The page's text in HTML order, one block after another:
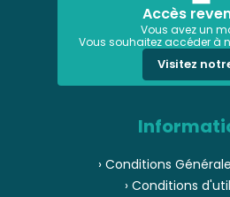
Accès
Vous avez un
Vous souhaitez accéder à
Visitez
› Conditions
› Conditions